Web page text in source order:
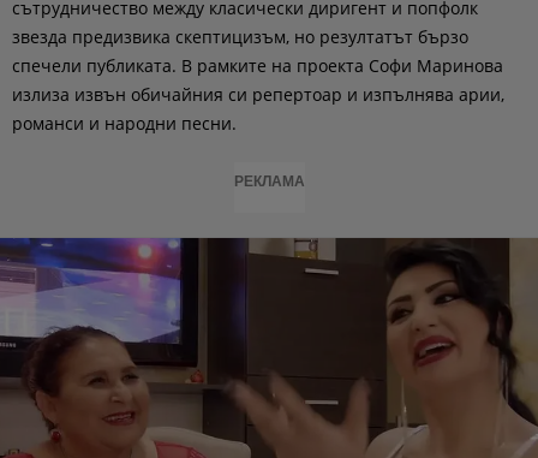
сътрудничество между класически диригент и попфолк
звезда предизвика скептицизъм, но резултатът бързо
спечели публиката. В рамките на проекта Софи Маринова
излиза извън обичайния си репертоар и изпълнява арии,
романси и народни песни.
РЕКЛАМА